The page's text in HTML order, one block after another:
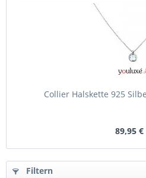
Collier Halskette 925
89,95
Filtern